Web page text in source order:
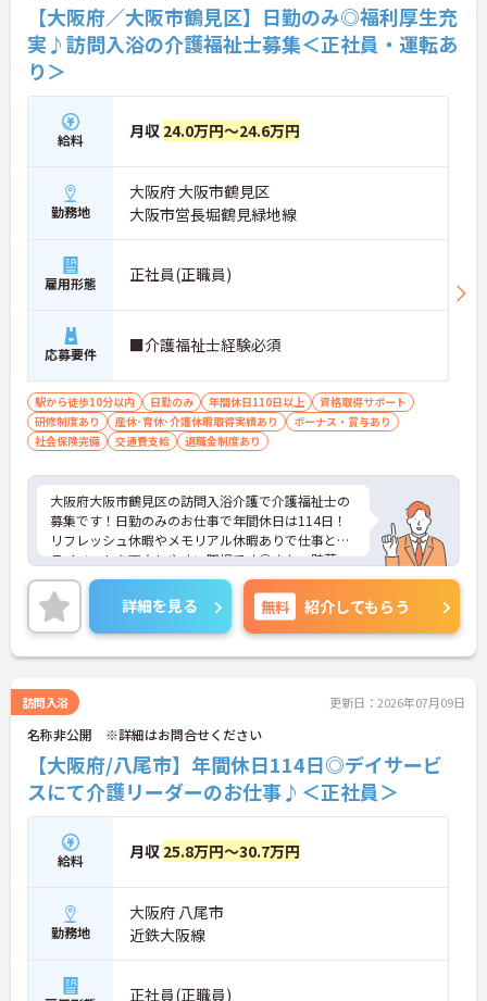
【大阪府／大阪市鶴見区】日勤のみ◎福利厚生充
実♪訪問入浴の介護福祉士募集＜正社員・運転あ
り＞
給料 月収 24.0万円～24.6万円
勤務地
大阪府 大阪市鶴見区
大阪市営長堀鶴見緑地線
雇用形態 正社員(正職員)
応募要件 ■介護福祉士経験必須
駅から徒歩10分以内 日勤のみ 年間休日110日以上
資格取得サポート
研修制度あり
産休･育休･介護休暇取得実績あり
ボーナス・賞与あり
社会保険完備
交通費支給 退職金制度あり
大阪府大阪市鶴見区の訪問入浴介護で介護福祉士の
募集です！日勤のみのお仕事で年間休日は114日！
リフレッシュ休暇やメモリアル休暇ありで仕事とプ
ライベートを両立しやすい職場です◎また、貯蓄・
資産形成や暮らしに関する福利厚生が充実！安心し
て長く働きやすい環境が整っています♪各種研修制
度や資格取得支援制度はもちろん、年1回のキャリ
アチャレンジ制度もあり、働きながらスキルアップ
を目指せる職場です！ご興味のある方は面接ポイン
詳細を見る 無料 紹介してもらう
訪問入浴 更新日：2026年07月09日
名称非公開 ※詳細はお問合せください
【大阪府/八尾市】年間休日114日◎デイサービ
スにて介護リーダーのお仕事♪＜正社員＞
給料 月収 25.8万円～30.7万円
勤務地
大阪府 八尾市
近鉄大阪線
正社員(正職員)